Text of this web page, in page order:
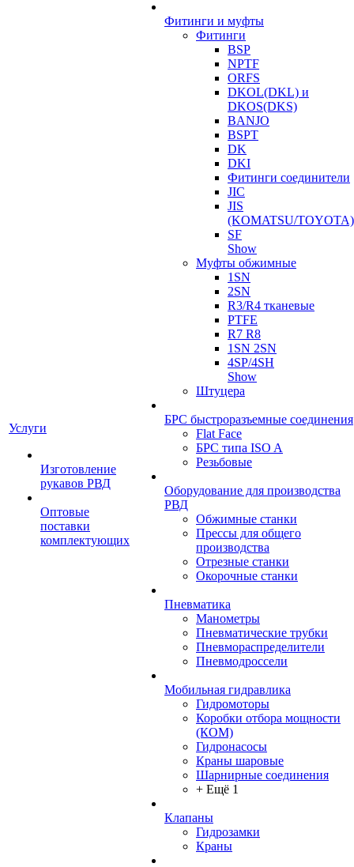
Услуги
Изготовление
рукавов РВД
Оптовые
поставки
комплектующих
Фитинги и муфты
Фитинги
BSP
NPTF
ORFS
DKOL(DKL) и
DKOS(DKS)
BANJO
BSPT
DK
DKI
Фитинги соединители
JIC
JIS
(KOMATSU/TOYOTA)
SF
Show
Муфты обжимные
1SN
2SN
R3/R4 тканевые
PTFE
R7 R8
1SN 2SN
4SP/4SH
Show
Штуцера
БРС быстроразъемные соединения
Flat Face
БРС типа ISO A
Резьбовые
Оборудование для производства
РВД
Обжимные станки
Прессы для общего
производства
Отрезные станки
Окорочные станки
Пневматика
Манометры
Пневматические трубки
Пневмораспределители
Пневмодроссели
Мобильная гидравлика
Гидромоторы
Коробки отбора мощности
(КОМ)
Гидронасосы
Краны шаровые
Шарнирные соединения
+ Ещё 1
Клапаны
Гидрозамки
Краны